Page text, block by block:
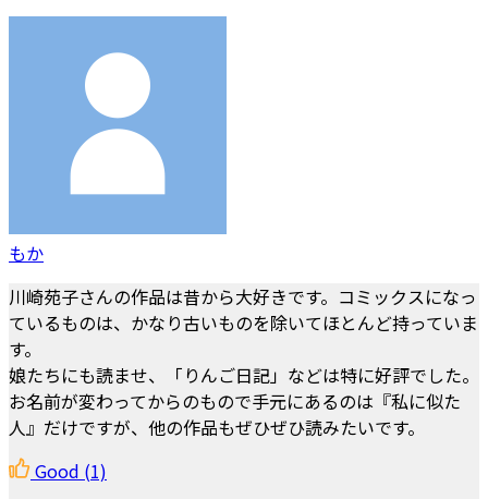
もか
川崎苑子さんの作品は昔から大好きです。コミックスになっ
ているものは、かなり古いものを除いてほとんど持っていま
す。
娘たちにも読ませ、「りんご日記」などは特に好評でした。
お名前が変わってからのもので手元にあるのは『私に似た
人』だけですが、他の作品もぜひぜひ読みたいです。
Good (1)